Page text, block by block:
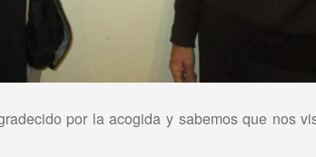
por la acogida y sabemos que nos